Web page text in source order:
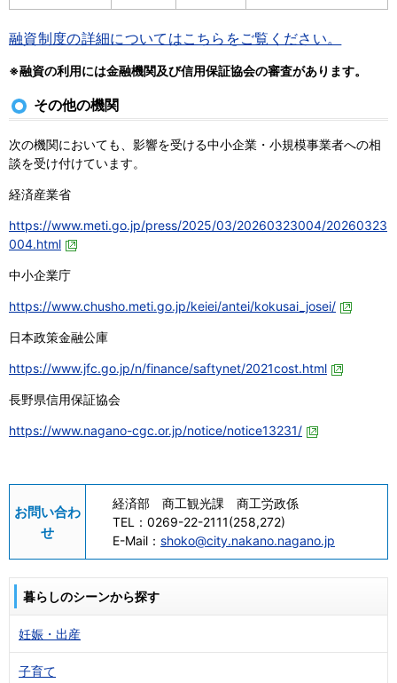
融資制度の詳細についてはこちらをご覧ください。
※融資の利用には金融機関及び信用保証協会の審査があります。
その他の機関
次の機関においても、影響を受ける中小企業・小規模事業者への相
談を受け付けています。
経済産業省
https://www.meti.go.jp/press/2025/03/20260323004/20260323
004.html
中小企業庁
https://www.chusho.meti.go.jp/keiei/antei/kokusai_josei/
日本政策金融公庫
https://www.jfc.go.jp/n/finance/saftynet/2021cost.html
長野県信用保証協会
https://www.nagano-cgc.or.jp/notice/notice13231/
お問い合わ
せ
経済部 商工観光課 商工労政係
TEL： 0269-22-2111(258,272)
E-Mail： shoko@city.nakano.nagano.jp
暮らしのシーンから探す
妊娠・出産
子育て